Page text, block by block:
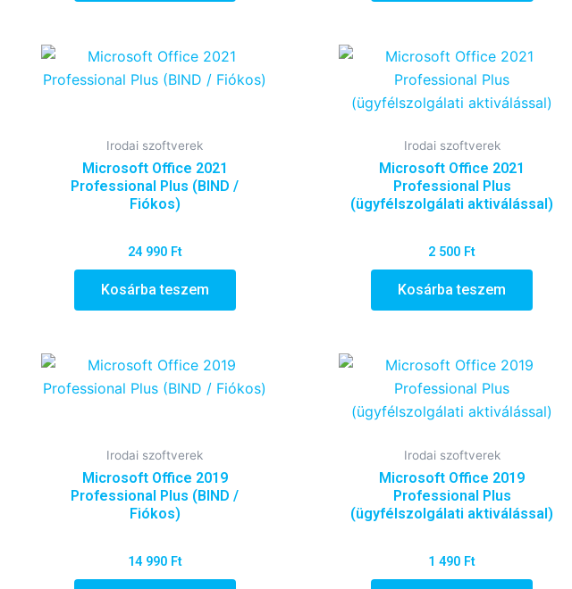
Irodai szoftverek
Microsoft Office 2021
Professional Plus (BIND /
Fiókos)
24 990 Ft
Kosárba teszem
Irodai szoftverek
Microsoft Office 2021
Professional Plus
(ügyfélszolgálati aktiválással)
2 500 Ft
Kosárba teszem
Irodai szoftverek
Microsoft Office 2019
Professional Plus (BIND /
Fiókos)
14 990 Ft
Irodai szoftverek
Microsoft Office 2019
Professional Plus
(ügyfélszolgálati aktiválással)
1 490 Ft